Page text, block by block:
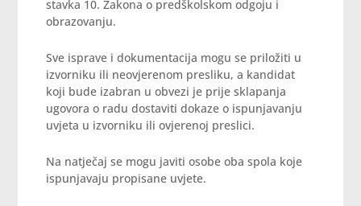
stavka 10. Zakona o predškolskom odgoju i
obrazovanju.
Sve isprave i dokumentacija mogu se priložiti u
izvorniku ili neovjerenom presliku, a kandidat
koji bude izabran u obvezi je prije sklapanja
ugovora o radu dostaviti dokaze o ispunjavanju
uvjeta u izvorniku ili ovjerenoj preslici.
Na natječaj se mogu javiti osobe oba spola koje
ispunjavaju propisane uvjete.